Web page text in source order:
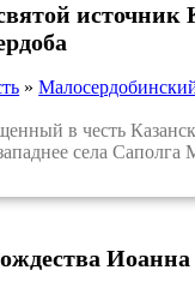
»
в честь
села Саполга